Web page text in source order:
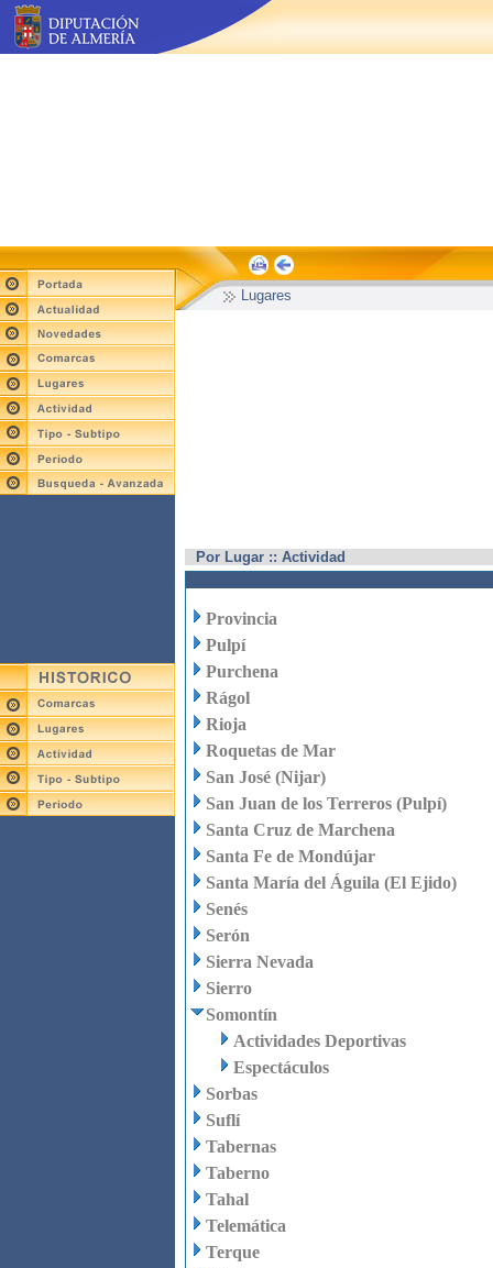
Lugares
Por Lugar :: Actividad
Provincia
Pulpí
Purchena
Rágol
Rioja
Roquetas de Mar
San José (Nijar)
San Juan de los Terreros (Pulpí)
Santa Cruz de Marchena
Santa Fe de Mondújar
Santa María del Águila (El Ejido)
Senés
Serón
Sierra Nevada
Sierro
Somontín
Actividades Deportivas
Espectáculos
Sorbas
Suflí
Tabernas
Taberno
Tahal
Telemática
Terque